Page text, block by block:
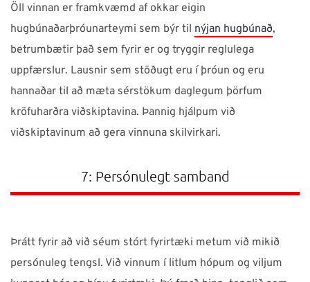
Öll vinnan er framkvæmd af okkar eigin
hugbúnaðarþróunarteymi sem býr til nýjan hugbúnað,
betrumbætir það sem fyrir er og tryggir reglulega
uppfærslur. Lausnir sem stöðugt eru í þróun og eru
hannaðar til að mæta sérstökum daglegum þörfum
kröfuharðra viðskiptavina. Þannig hjálpum við
viðskiptavinum að gera vinnuna skilvirkari.
7: Persónulegt samband
Þrátt fyrir að við séum stórt fyrirtæki metum við mikið
persónuleg tengsl. Við vinnum í litlum hópum og viljum